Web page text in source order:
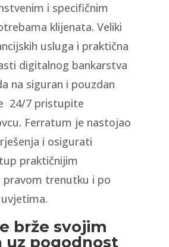
i specifičnim
klijenata. Veliki
usluga i praktična
digitalnog bankarstva
na siguran i pouzdan
24/7 pristupite
Ferratum je nastojao
i osigurati
praktičnijim
pravom trenutku i po
brže svojim
uz pogodnost